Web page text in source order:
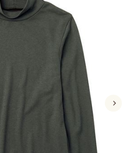
すべて
ク
ク